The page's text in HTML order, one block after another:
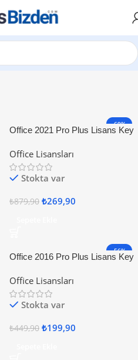
-69%
Office 2021 Pro Plus Lisans Key
Office Lisansları
Stokta var
₺879,90 ₺269,90
-56%
Office 2016 Pro Plus Lisans Key
Office Lisansları
Stokta var
₺449,90 ₺199,90